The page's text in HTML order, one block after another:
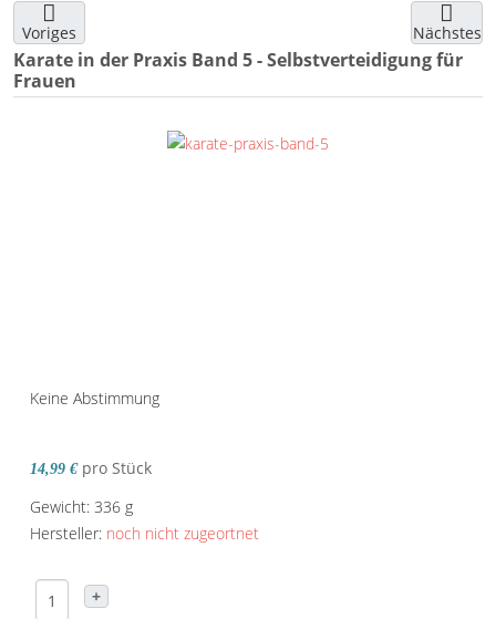
Voriges Nächstes
Karate in der Praxis Band 5 - Selbstverteidigung für
Frauen
Keine Abstimmung
14,99 € pro Stück
Gewicht: 336 g
Hersteller: noch nicht zugeortnet
+